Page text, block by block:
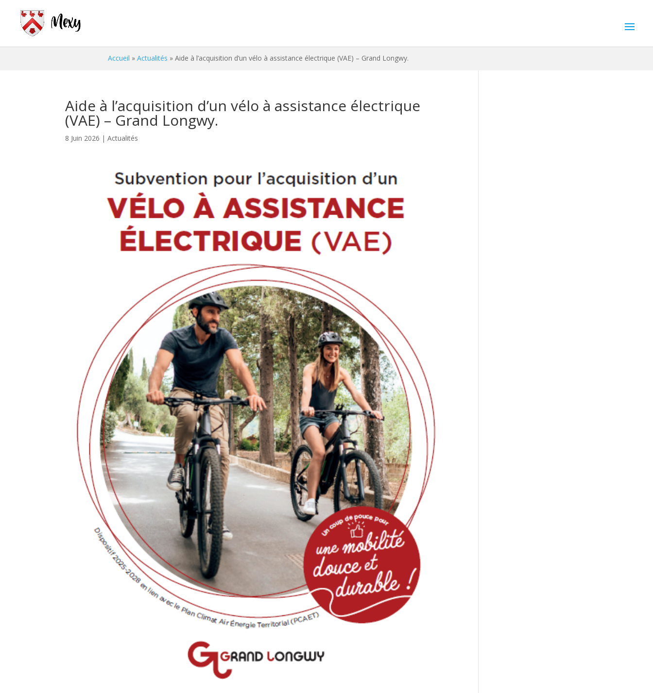
Accueil » Actualités » Aide à l’acquisition d’un vélo à assistance électrique (VAE) – Grand Longwy.
Aide à l’acquisition d’un vélo à assistance électrique
(VAE) – Grand Longwy.
8 Juin 2026 |Actualités